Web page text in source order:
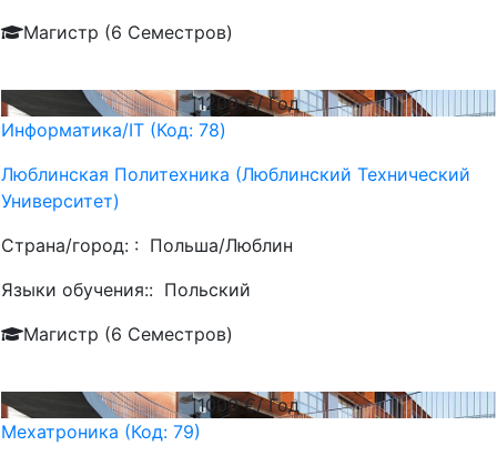
Магистр (6 Семестров)
1200€/ Год
Информатика/IT (Код: 78)
Люблинская Политехника (Люблинский Технический
Университет)
Страна/город: : Польша/Люблин
Языки обучения:: Польский
Магистр (6 Семестров)
1000€/ Год
Мехатроника (Код: 79)